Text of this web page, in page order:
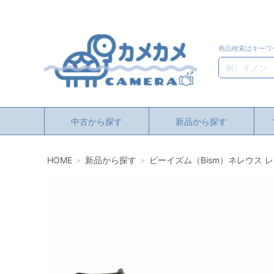
商品検索はキー
検索
中古から探す 新品から探す
HOME 新品から探す ビーイズム（Bism）ネレウス